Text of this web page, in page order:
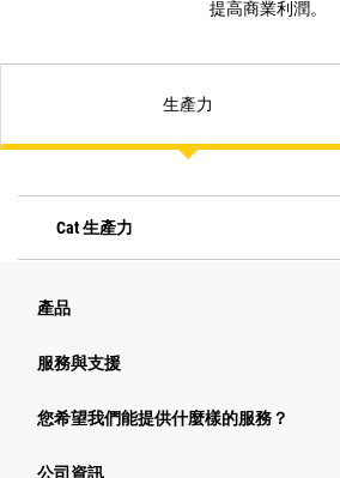
提高商業利潤。
生產力
Cat 生產力
產品
服務與支援
您希望我們能提供什麼樣的服務？
公司資訊